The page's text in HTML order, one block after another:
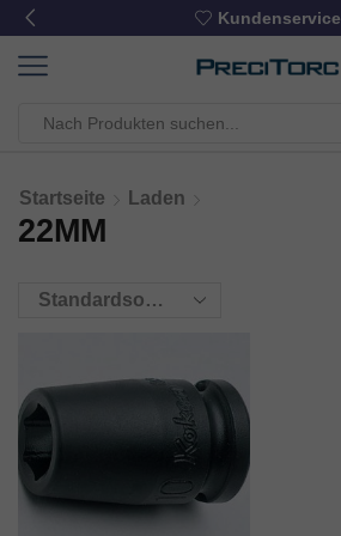
Kundenservice
Startseite Laden
22MM